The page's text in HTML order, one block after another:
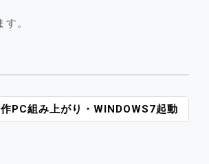
。
PC組み上がり・WINDOWS7起動